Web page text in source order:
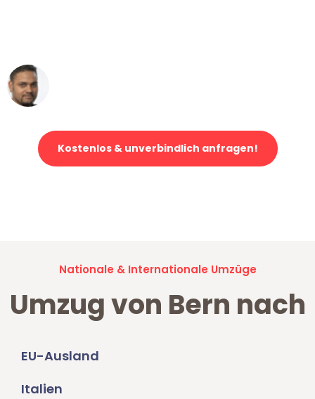
Kostenlos & unverbindlich anfragen!
Nationale & Internationale Umzüge
Umzug von Bern nach
EU-Ausland
Italien